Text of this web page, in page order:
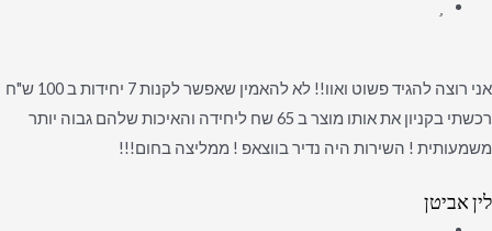
אני רוצה להגיד פשוט ואוו!! לא להאמין שאפשר לקנות 7 יחידות ב 100 ש"ח
רכשתי בקניון את אותו מוצר ב 65 שח ליחידה והאיכות שלהם גבוה יותר
משמעותית ! השירות היה נדיר בווצאפ ! ממליצה בחום!!!
לין אביטן